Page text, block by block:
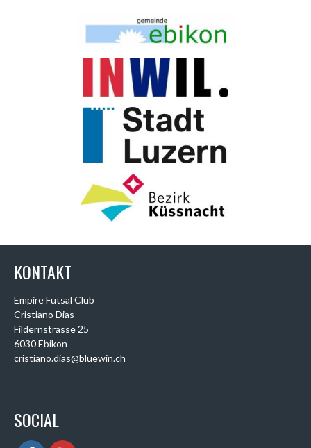
KONTAKT
Empire Futsal Club
Cristiano Dias
Fildernstrasse 25
6030 Ebikon
cristiano.dias@bluewin.ch
SOCIAL